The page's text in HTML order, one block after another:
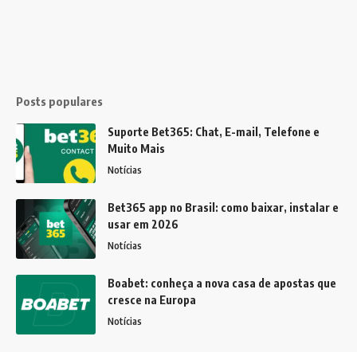
Posts populares
Suporte Bet365: Chat, E-mail, Telefone e
Muito Mais
Notícias
Bet365 app no Brasil: como baixar, instalar e
usar em 2026
Notícias
Boabet: conheça a nova casa de apostas que
cresce na Europa
Notícias